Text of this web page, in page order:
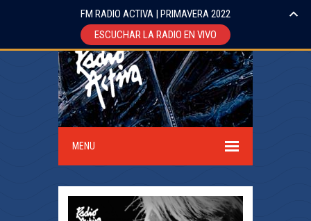
MENU
FM RADIO ACTIVA | PRIMAVERA 2022
ESCUCHAR LA RADIO EN VIVO